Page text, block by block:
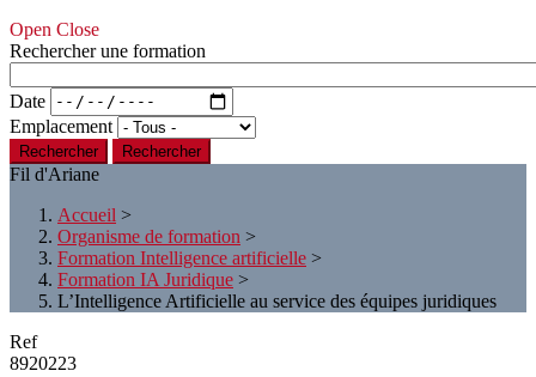
Open Close
Rechercher une formation
Date
Emplacement
Rechercher
Fil d'Ariane
Accueil >
Organisme de formation >
Formation Intelligence artificielle >
Formation IA Juridique >
L’Intelligence Artificielle au service des équipes juridiques
Ref
8920223